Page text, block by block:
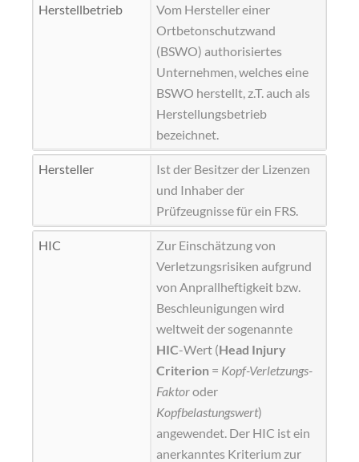
Herstellbetrieb
Vom Hersteller einer
Ortbetonschutzwand
(BSWO) authorisiertes
Unternehmen, welches eine
BSWO herstellt, z.T. auch als
Herstellungsbetrieb
bezeichnet.
Hersteller
Ist der Besitzer der Lizenzen
und Inhaber der
Prüfzeugnisse für ein FRS.
HIC
Zur Einschätzung von
Verletzungsrisiken aufgrund
von Anprallheftigkeit bzw.
Beschleunigungen wird
weltweit der sogenannte
HIC-Wert (Head Injury
Criterion = Kopf-Verletzungs-
Faktoroder
Kopfbelastungswert)
angewendet. Der HIC ist ein
anerkanntes Kriterium zur